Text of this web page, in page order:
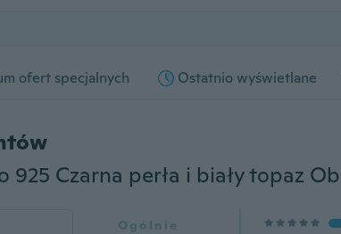
ofert specjalnych Ostatnio wyświetlane
Ogólnie